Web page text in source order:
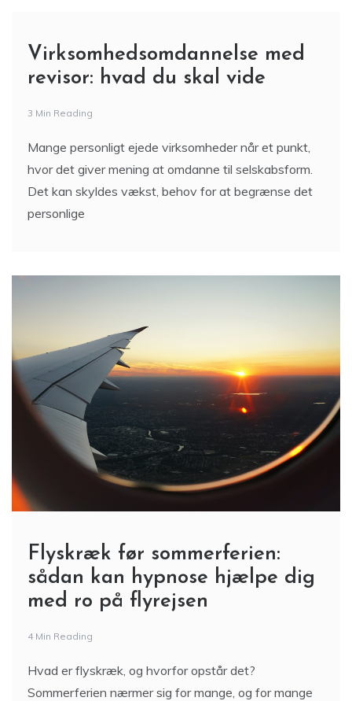
Virksomhedsomdannelse med
revisor: hvad du skal vide
3 Min Reading
Mange personligt ejede virksomheder når et punkt,
hvor det giver mening at omdanne til selskabsform.
Det kan skyldes vækst, behov for at begrænse det
personlige
Flyskræk før sommerferien:
sådan kan hypnose hjælpe dig
med ro på flyrejsen
4 Min Reading
Hvad er flyskræk, og hvorfor opstår det?
Sommerferien nærmer sig for mange, og for mange